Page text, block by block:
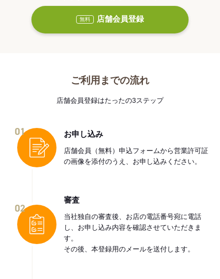
無料 店舗会員登録
ご利用までの流れ
店舗会員登録はたったの3ステップ
01 お申し込み
店舗会員（無料）申込フォームから営業許可証
の画像を添付のうえ、お申し込みください。
02
審査
当社独自の審査後、お店の電話番号宛に電話
し、お申し込み内容を確認させていただきま
す。
その後、本登録用のメールを送付します。